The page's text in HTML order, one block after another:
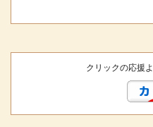
クリックの応援